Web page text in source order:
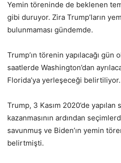
Yemin töreninde de beklenen
gibi duruyor. Zira Trump’ların
bulunmaması gündemde.
Trump’ın törenin yapılacağı gün
saatlerde Washington’dan
Florida’ya yerleşeceği belirtiliyor.
Trump, 3 Kasım 2020’de yapılan
kazanmasının ardından
savunmuş ve Biden’ın yemin
belirtmişti.